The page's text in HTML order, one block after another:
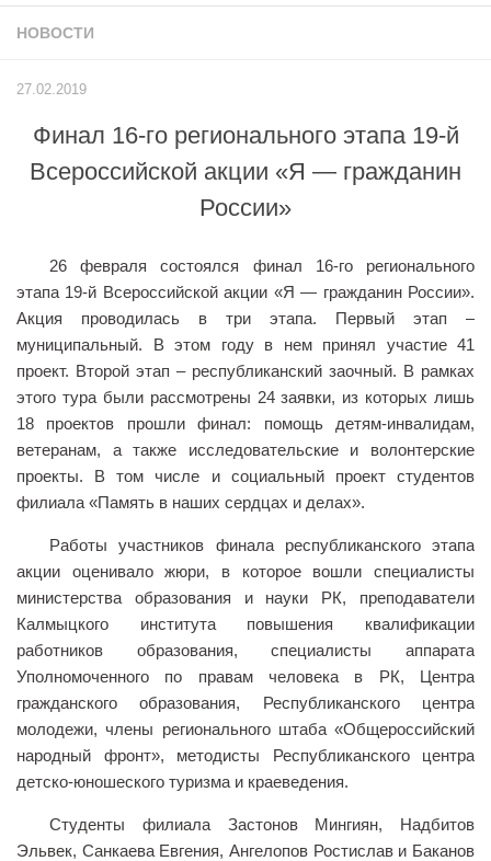
История университета
Контакты РГУ СоцТех
Сведения об образовательной организации
Рекомендованные к зачислению
Приказы о зачислении
Студенту
Личный кабинет
Расписание учебных занятий студентов на 2-ое
полугодие
Коллективные творческие дела
Студенческий совет
Студенческое научное общество
Социальная поддержка студентов
График учебного процесса
Электронное обучение и дистанционные
образовательные технологии
Демонстрационный экзамен
Родителям
НОВОСТИ
27.02.2019
Финал 16-го регионального этапа 19-й
Всероссийской акции «Я — гражданин
России»
26 февраля состоялся финал 16-го регионального
этапа 19-й Всероссийской акции «Я — гражданин России».
Акция проводилась в три этапа. Первый этап –
муниципальный. В этом году в нем принял участие 41
проект. Второй этап – республиканский заочный. В рамках
этого тура были рассмотрены 24 заявки, из которых лишь
18 проектов прошли финал: помощь детям-инвалидам,
ветеранам, а также исследовательские и волонтерские
проекты. В том числе и социальный проект студентов
филиала «Память в наших сердцах и делах».
Работы участников финала республиканского этапа
акции оценивало жюри, в которое вошли специалисты
министерства образования и науки РК, преподаватели
Калмыцкого института повышения квалификации
работников образования, специалисты аппарата
Уполномоченного по правам человека в РК, Центра
гражданского образования, Республиканского центра
молодежи, члены регионального штаба «Общероссийский
народный фронт», методисты Республиканского центра
детско-юношеского туризма и краеведения.
Студенты филиала Застонов Мингиян, Надбитов
Эльвек, Санкаева Евгения, Ангелопов Ростислав и Баканов